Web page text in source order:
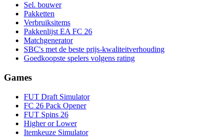
Sel. bouwer
Pakketten
Verbruiksitems
Pakkenlijst EA FC 26
Matchgenerator
SBC's met de beste prijs-kwaliteitverhouding
Goedkoopste spelers volgens rating
Games
FUT Draft Simulator
FC 26 Pack Opener
FUT Spins 26
Higher or Lower
Itemkeuze Simulator